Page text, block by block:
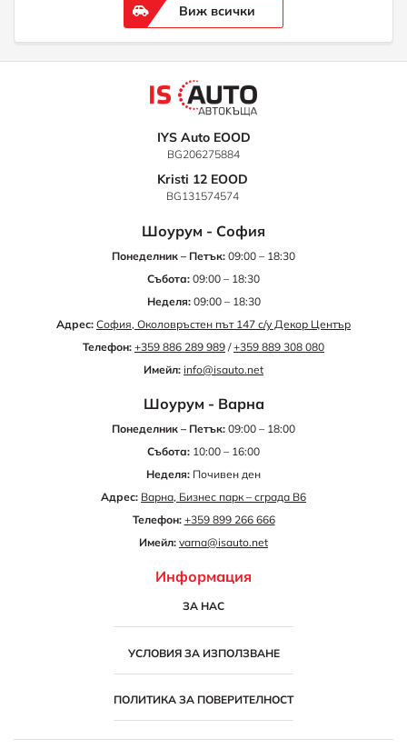
Виж всички
IYS Auto EOOD
BG206275884
Kristi 12 EOOD
BG131574574
Шоурум - София
Понеделник – Петък: 09:00 – 18:30
Събота: 09:00 – 18:30
Неделя:09:00 – 18:30
Адрес: София, Околовръстен път 147 с/у Декор Център
Телефон: +359 886 289 989 /+359 889 308 080
Имейл: info@isauto.net
Шоурум - Варна
Понеделник – Петък: 09:00 – 18:00
Събота: 10:00 – 16:00
Неделя: Почивен ден
Адрес: Варна, Бизнес парк – сграда B6
Телефон: +359 899 266 666
Имейл: varna@isauto.net
Информация
ЗА НАС
УСЛОВИЯ ЗА ИЗПОЛЗВАНЕ
ПОЛИТИКА ЗА ПОВЕРИТЕЛНОСТ